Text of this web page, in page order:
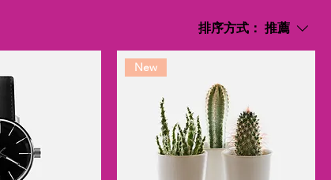
排序方式： 推薦
New